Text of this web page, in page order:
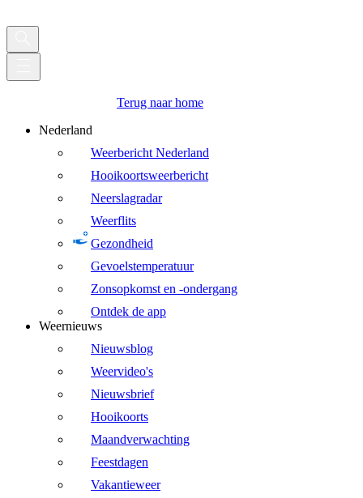
Terug naar home
Nederland
Weerbericht Nederland
Hooikoortsweerbericht
Neerslagradar
Weerflits
Gezondheid
Gevoelstemperatuur
Zonsopkomst en -ondergang
Ontdek de app
Weernieuws
Nieuwsblog
Weervideo's
Nieuwsbrief
Hooikoorts
Maandverwachting
Feestdagen
Vakantieweer